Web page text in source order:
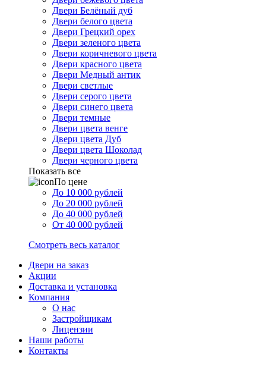
Двери Белёный дуб
Двери белого цвета
Двери Грецкий орех
Двери зеленого цвета
Двери коричневого цвета
Двери красного цвета
Двери Медный антик
Двери светлые
Двери серого цвета
Двери синего цвета
Двери темные
Двери цвета венге
Двери цвета Дуб
Двери цвета Шоколад
Двери черного цвета
Показать все
По цене
До 10 000 рублей
До 20 000 рублей
До 40 000 рублей
От 40 000 рублей
Смотреть весь каталог
Двери на заказ
Акции
Доставка и установка
Компания
О нас
Застройщикам
Лицензии
Наши работы
Контакты